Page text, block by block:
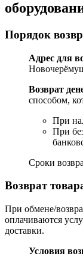
Порядок
Адрес для
Возврат
способом,
При
При
Сроки
Возврат
При обмене/
оплачиваются
доставки.
Условия